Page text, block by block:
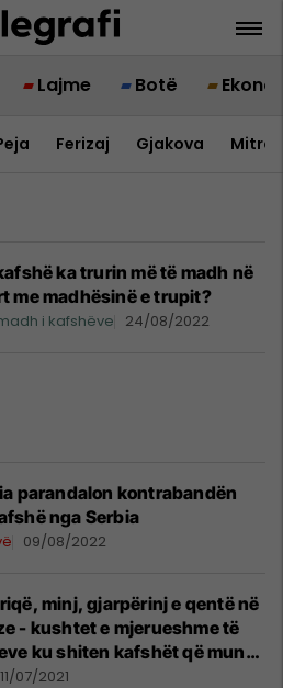
Lajme Botë
Ferizaj Gjakova
ka trurin më të madh në
me madhësinë e trupit?
i kafshëve 24/08/2022
parandalon kontrabandën
nga Serbia
09/08/2022
minj, gjarpërinj e qentë në
- kushtet e mjerueshme të
ku shiten kafshët që mund
burim i sëmundjeve
11/07/2021